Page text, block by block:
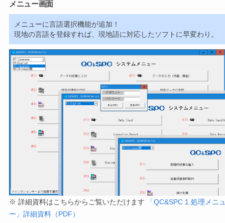
メニュー画面
メニューに言語選択機能が追加！
現地の言語を登録すれば、現地語に対応したソフトに早変わり。
※ 詳細資料はこちらからご覧いただけます
「QC&SPC 1.処理メニ
ー」詳細資料（PDF）